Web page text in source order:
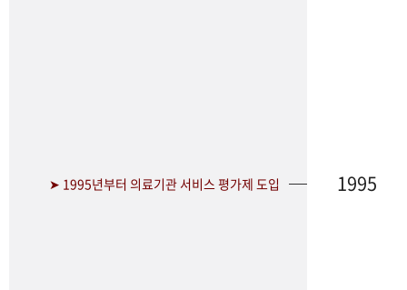
➤ 1995년부터 의료기관 서비스 평가제 도입 1995